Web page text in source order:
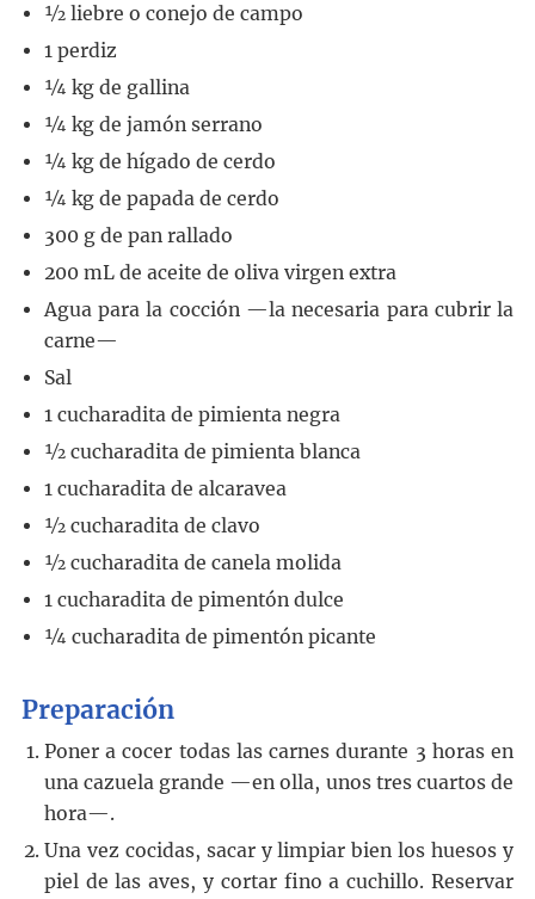
½ liebre o conejo de campo
1 perdiz
¼ kg de gallina
¼ kg de jamón serrano
¼ kg de hígado de cerdo
¼ kg de papada de cerdo
300 g de pan rallado
200 mL de aceite de oliva virgen extra
Agua para la cocción —la necesaria para cubrir la
carne—
Sal
1 cucharadita de pimienta negra
½ cucharadita de pimienta blanca
1 cucharadita de alcaravea
½ cucharadita de clavo
½ cucharadita de canela molida
1 cucharadita de pimentón dulce
¼ cucharadita de pimentón picante
Preparación
Poner a cocer todas las carnes durante 3 horas en
una cazuela grande —en olla, unos tres cuartos de
hora—.
Una vez cocidas, sacar y limpiar bien los huesos y
piel de las aves, y cortar fino a cuchillo. Reservar